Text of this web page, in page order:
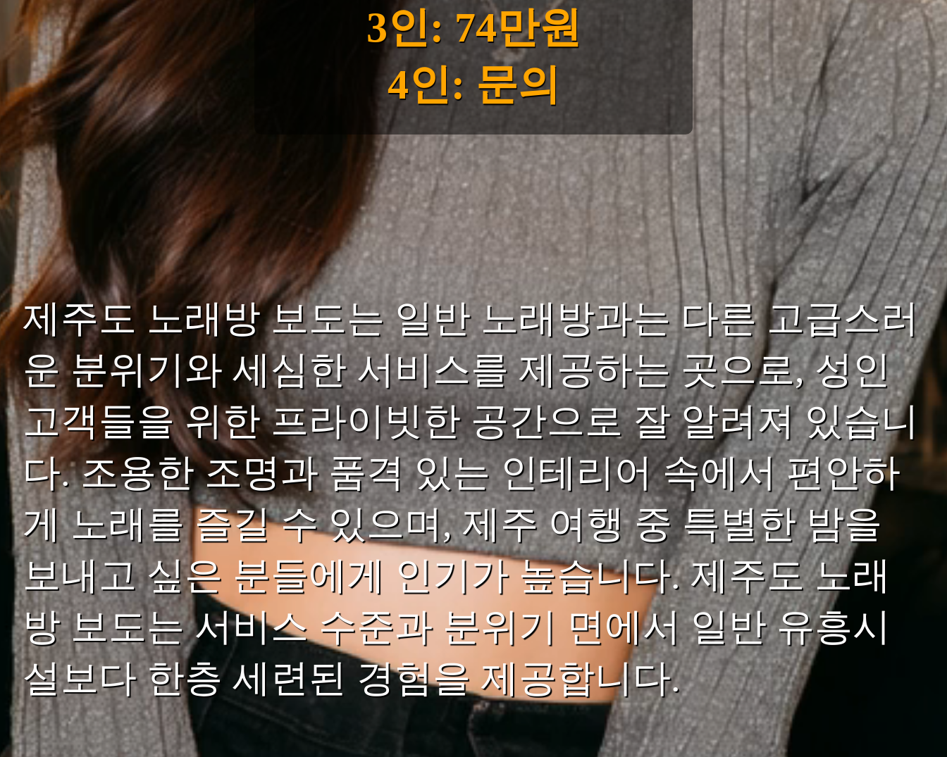
3인: 74만원
4인: 문의
제주도 노래방 보도는 일반 노래방과는 다른 고급스러
운 분위기와 세심한 서비스를 제공하는 곳으로, 성인
고객들을 위한 프라이빗한 공간으로 잘 알려져 있습니
다. 조용한 조명과 품격 있는 인테리어 속에서 편안하
게 노래를 즐길 수 있으며, 제주 여행 중 특별한 밤을
보내고 싶은 분들에게 인기가 높습니다. 제주도 노래
방 보도는 서비스 수준과 분위기 면에서 일반 유흥시
설보다 한층 세련된 경험을 제공합니다.